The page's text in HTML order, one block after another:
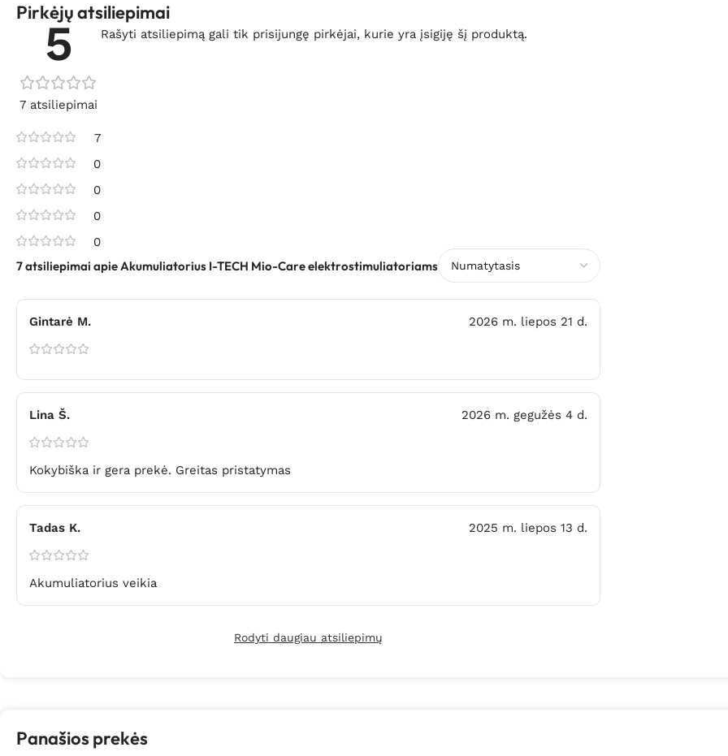
Pirkėjų atsiliepimai
5
7 atsiliepimai
7
0
0
0
0
7 atsiliepimai apieAkumuliatorius I-TECH Mio-Care elektrostimuliatoriams
Gintarė M. 2026 m. liepos 21 d.
Lina Š. 2026 m. gegužės 4 d.
Kokybiška ir gera prekė. Greitas pristatymas
Tadas K. 2025 m. liepos 13 d.
Akumuliatorius veikia
Rodyti daugiau atsiliepimų
Rašyti atsiliepimą gali tik prisijungę pirkėjai, kurie yra įsigiję šį produktą.
Panašios prekės